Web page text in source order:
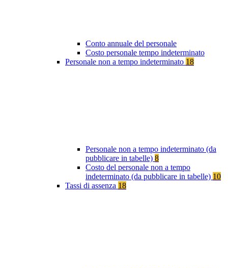
Conto annuale del personale
Costo personale tempo indeterminato
Personale non a tempo indeterminato 18
Personale non a tempo indeterminato (da
pubblicare in tabelle) 8
Costo del personale non a tempo
indeterminato (da pubblicare in tabelle) 10
Tassi di assenza 18